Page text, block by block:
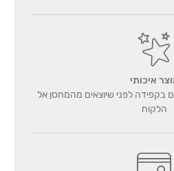
איכותי
בקפידה לפני שיוצאים מהמחסן אל
הלקוח